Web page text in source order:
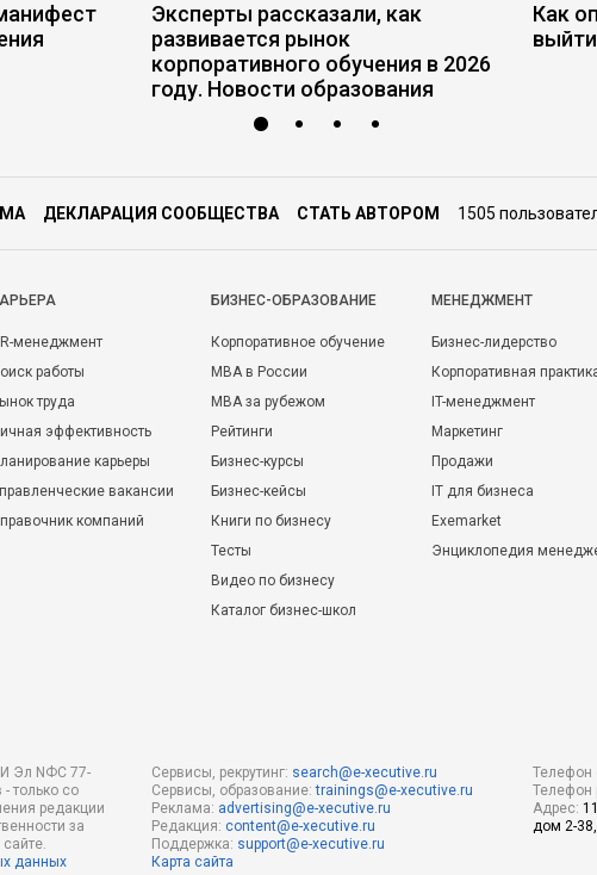
Эксперты рассказали, как
развивается рынок
корпоративного обучения в 2026
году. Новости образования
Как
ДЕКЛАРАЦИЯ СООБЩЕСТВА СТАТЬ АВТОРОМ 1505
менеджмент
работы
труда
эффективность
карьеры
вакансии
компаний
БИЗНЕС-ОБРАЗОВАНИЕ
Корпоративное обучение
MBA в России
MBA за рубежом
Рейтинги
Бизнес-курсы
Бизнес-кейсы
Книги по бизнесу
Тесты
Видео по бизнесу
Каталог бизнес-школ
МЕНЕДЖМЕНТ
Бизнес-лидерство
Корпоративная
IT-менеджмент
Маркетинг
Продажи
IT для бизнеса
Exemarket
Энциклопедия
Эл NФС 77-
только со
редакции
за
данных
Сервисы, рекрутинг: search@e-xecutive.ru
Сервисы, образование:trainings@e-xecutive.ru
Реклама: advertising@e-xecutive.ru
Редакция: content@e-xecutive.ru
Поддержка: support@e-xecutive.ru
Карта сайта
Телефон
Телефон
Адрес:
дом 2-